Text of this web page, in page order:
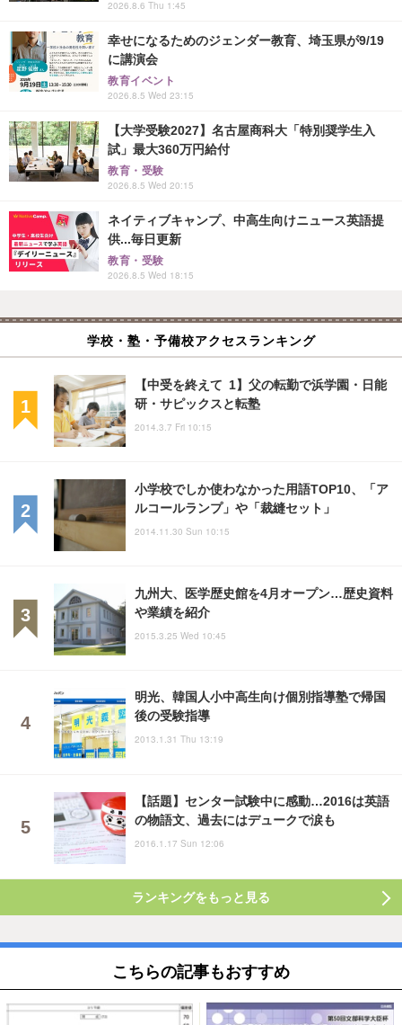
2026.8.6 Thu 1:45
幸せになるためのジェンダー教育、埼玉県が9/19
に講演会
教育イベント
2026.8.5 Wed 23:15
【大学受験2027】名古屋商科大「特別奨学生入
試」最大360万円給付
教育・受験
2026.8.5 Wed 20:15
ネイティブキャンプ、中高生向けニュース英語提
供...毎日更新
教育・受験
2026.8.5 Wed 18:15
学校・塾・予備校アクセスランキング
【中受を終えて 1】父の転勤で浜学園・日能
研・サピックスと転塾
2014.3.7 Fri 10:15
小学校でしか使わなかった用語TOP10、「ア
ルコールランプ」や「裁縫セット」
2014.11.30 Sun 10:15
九州大、医学歴史館を4月オープン…歴史資料
や業績を紹介
2015.3.25 Wed 10:45
明光、韓国人小中高生向け個別指導塾で帰国
後の受験指導
2013.1.31 Thu 13:19
【話題】センター試験中に感動…2016は英語
の物語文、過去にはデュークで涙も
2016.1.17 Sun 12:06
ランキングをもっと見る
こちらの記事もおすすめ